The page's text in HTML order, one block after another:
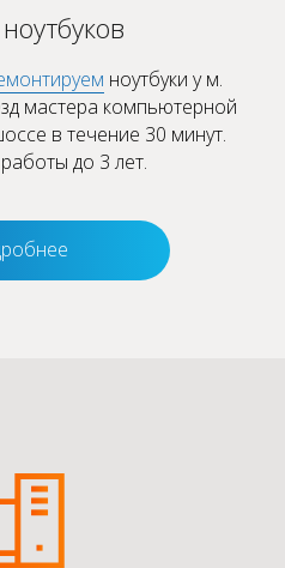
ноутбуки у м.
мастера компьютерной
в течение 30 минут.
до 3 лет.